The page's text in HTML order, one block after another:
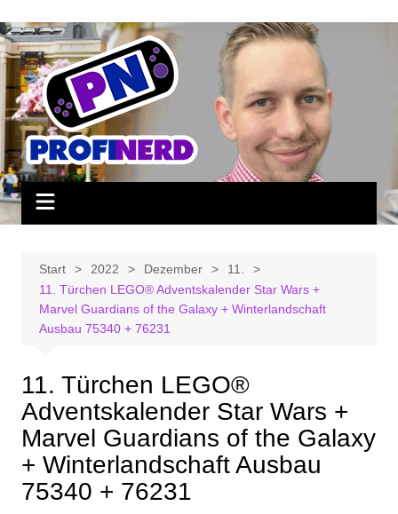
Inhalt
springen
Start 2022 Dezember
11.
11. Türchen LEGO® Adventskalender Star Wars +
Marvel Guardians of the Galaxy + Winterlandschaft
Ausbau 75340 + 76231
11. Türchen LEGO®
Adventskalender Star Wars +
Marvel Guardians of the Galaxy
+ Winterlandschaft Ausbau
75340 + 76231